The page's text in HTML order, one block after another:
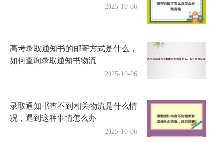
2025-10-06
高考录取通知书的邮寄方式是什么，
如何查询录取通知书物流
2025-10-06
录取通知书查不到相关物流是什么情
况，遇到这种事情怎么办
2025-10-06